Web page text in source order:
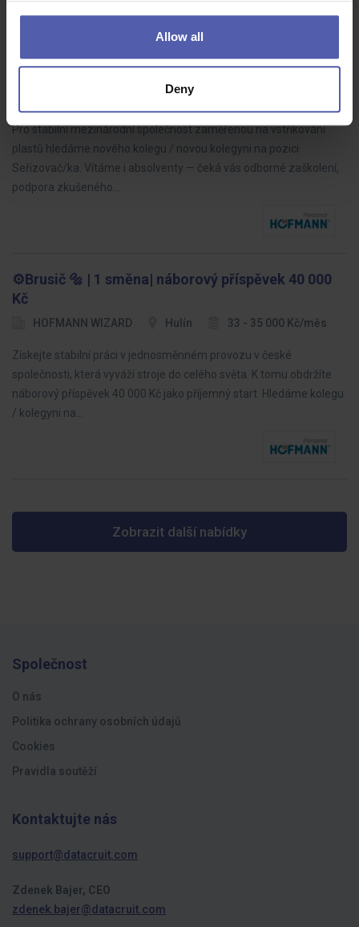
Allow all
Deny
praxe
Vyškov
Pro stabilní mezinárodní společnost zaměřenou na vstřikování
plastů hledáme nového kolegu / novou kolegyni na pozici
Seřizovač/ka. Vítáme i absolventy — čeká vás odborné zaškolení,
podpora zkušeného…
⚙️Brusič 🔩 | 1 směna| náborový příspěvek 40 000
Kč
HOFMANN WIZARD Hulín 33 - 35 000 Kč/měs
Získejte stabilní práci v jednosměnném provozu v české
společnosti, která vyváží stroje do celého světa. K tomu obdržíte
náborový příspěvek 40 000 Kč jako příjemný start. Hledáme kolegu
/ kolegyni na…
Zobrazit další nabídky
Společnost
O nás
Politika ochrany osobních údajů
Cookies
Pravidla soutěží
Kontaktujte nás
support@datacruit.com
Zdenek Bajer, CEO
zdenek.bajer@datacruit.com